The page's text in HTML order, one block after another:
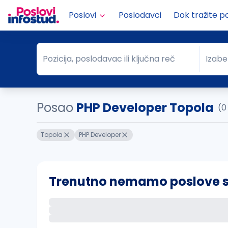
Poslovi Poslodavci Dok tražite
Pozicija, poslodavac ili ključna reč
Pozicija, poslodavac ili ključna reč Grad
Posao PHP Developer Topola
Topola PHP Developer
Trenutno nemamo poslove